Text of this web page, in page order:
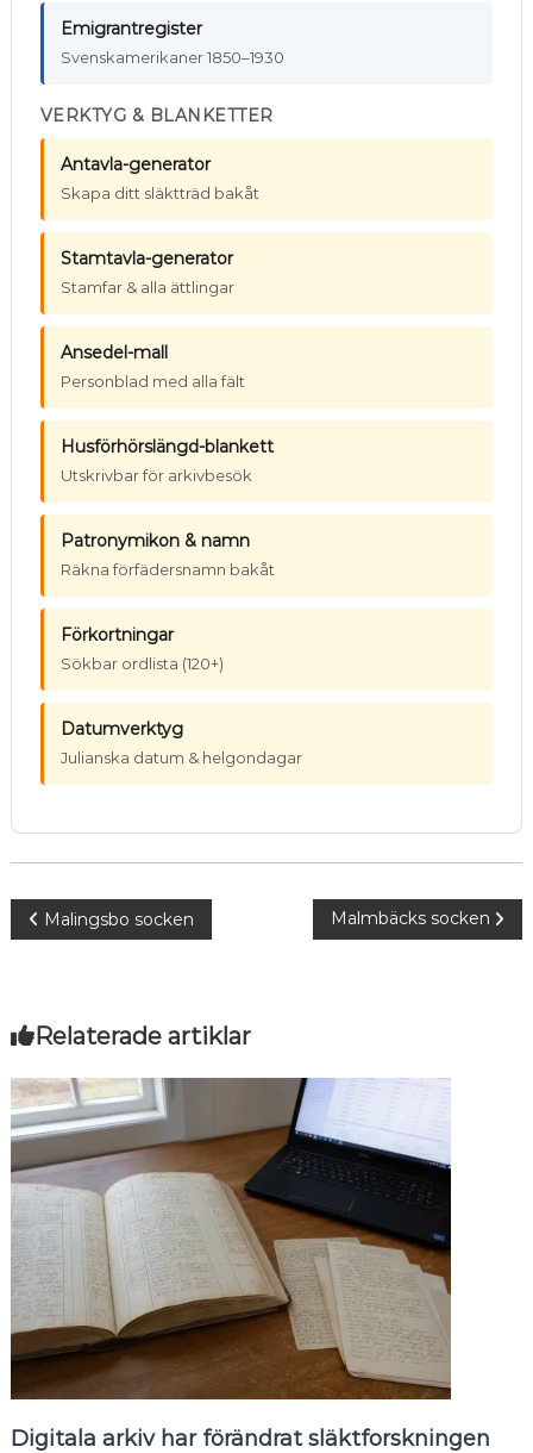
Emigrantregister
Svenskamerikaner 1850–1930
VERKTYG & BLANKETTER
Antavla-generator
Skapa ditt släktträd bakåt
Stamtavla-generator
Stamfar & alla ättlingar
Ansedel-mall
Personblad med alla fält
Husförhörslängd-blankett
Utskrivbar för arkivbesök
Patronymikon & namn
Räkna förfädersnamn bakåt
Förkortningar
Sökbar ordlista (120+)
Datumverktyg
Julianska datum & helgondagar
Inläggsnavigering
Malingsbo socken Malmbäcks socken
Relaterade artiklar
Digitala arkiv har förändrat släktforskningen